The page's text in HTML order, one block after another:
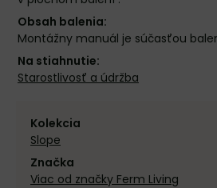
Obsah balenia:
Montážny manuál je súčasťou
Na stiahnutie:
Starostlivosť a údržba
Kolekcia
Slope
Značka
Viac od značky Ferm Living